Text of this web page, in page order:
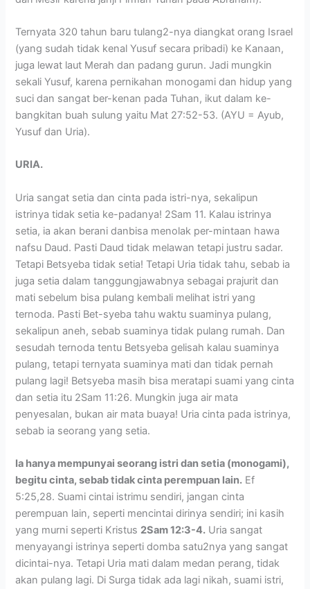
Ternyata 320 tahun baru tulang2-nya diangkat orang Israel
(yang sudah tidak kenal Yusuf secara pribadi) ke Kanaan,
juga lewat laut Merah dan padang gurun. Jadi mungkin
sekali Yusuf, karena pernikahan monogami dan hidup yang
suci dan sangat ber-kenan pada Tuhan, ikut dalam ke-
bangkitan buah sulung yaitu Mat 27:52-53. (AYU = Ayub,
Yusuf dan Uria).
URIA.
Uria sangat setia dan cinta pada istri-nya, sekalipun
istrinya tidak setia ke-padanya! 2Sam 11. Kalau istrinya
setia, ia akan berani danbisa menolak per-mintaan hawa
nafsu Daud. Pasti Daud tidak melawan tetapi justru sadar.
Tetapi Betsyeba tidak setia! Tetapi Uria tidak tahu, sebab ia
juga setia dalam tanggungjawabnya sebagai prajurit dan
mati sebelum bisa pulang kembali melihat istri yang
ternoda. Pasti Bet-syeba tahu waktu suaminya pulang,
sekalipun aneh, sebab suaminya tidak pulang rumah. Dan
sesudah ternoda tentu Betsyeba gelisah kalau suaminya
pulang, tetapi ternyata suaminya mati dan tidak pernah
pulang lagi! Betsyeba masih bisa meratapi suami yang cinta
dan setia itu 2Sam 11:26. Mungkin juga air mata
penyesalan, bukan air mata buaya! Uria cinta pada istrinya,
sebab ia seorang yang setia.
Ia hanya mempunyai seorang istri dan setia (monogami),
begitu cinta, sebab tidak cinta perempuan lain. Ef
5:25,28. Suami cintai istrimu sendiri, jangan cinta
perempuan lain, seperti mencintai dirinya sendiri; ini kasih
yang murni seperti Kristus 2Sam 12:3-4. Uria sangat
menyayangi istrinya seperti domba satu2nya yang sangat
dicintai-nya. Tetapi Uria mati dalam medan perang, tidak
akan pulang lagi. Di Surga tidak ada lagi nikah, suami istri,